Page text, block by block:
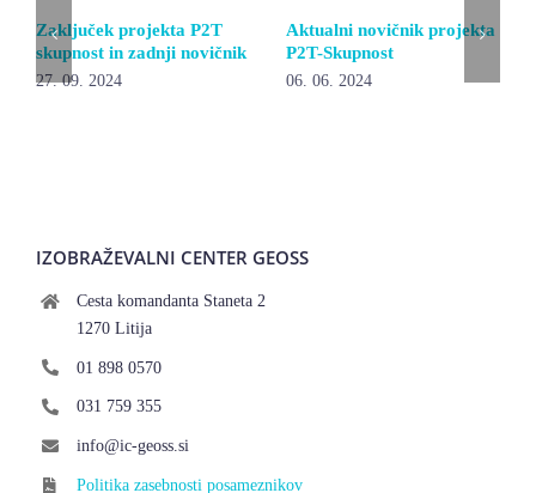
Zaključek projekta P2T
skupnost in zadnji novičnik
27. 09. 2024
Aktualni novičnik projekta
P2T-Skupnost
06. 06. 2024
IZOBRAŽEVALNI CENTER GEOSS
Cesta komandanta Staneta 2
1270 Litija
01 898 0570
031 759 355
info@ic-geoss.si
Politika zasebnosti posameznikov